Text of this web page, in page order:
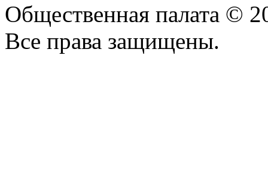
Общественная палата ©
Все права защищены.